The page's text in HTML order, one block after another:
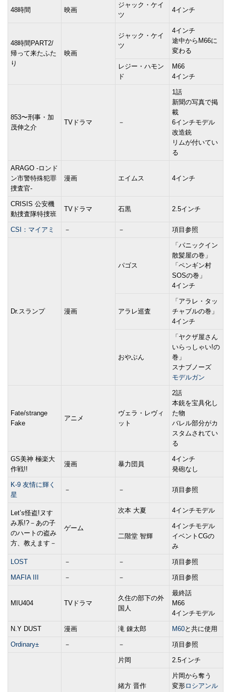
48時間 映画
ジャック・ケイ
ツ
4インチ
48時間PART2/
帰って来たふた
り
映画
ジャック・ケイ
ツ
4インチ
途中からM66に
変わる
レジー・ハモン
ド
M66
4インチ
853〜刑事・加
茂伸之介
TVドラマ －
1話
新聞の写真で掲
載
6インチモデル
改造銃
リムが付いてい
る
ARAGO -ロンド
ン市警特殊犯罪
捜査官-
漫画 エイムス 4インチ
CRISIS 公安機
動捜査隊特捜班
TVドラマ 石黒 2.5インチ
CSI：マイアミ － － 項目参照
Dr.スランプ 漫画
パゴス
「パニックイン
散髪屋の巻」
「ペンギン村
SOSの巻」
4インチ
アラレ巡査
「アラレ・タッ
チャブルの巻」
4インチ
おやぶん
「ヤクザ屋さん
いらっしゃい!の
巻」
スナブノーズ
モデルガン
Fate/strange
Fake
アニメ
ヴェラ・レヴィ
ット
2話
本銃を宝具化し
た物
バレル部分がカ
スタムされてい
る
GS美神 極楽大
作戦!!
漫画 暴力団員
4インチ
発砲なし
K-9 友情に輝く
星
－ － 項目参照
Let’s怪盗!ヌす
み系!?－あの子
のハートの盗み
方、教えます－
ゲーム
次本 大夏 4インチモデル
二階堂 智輝
4インチモデル
イベントCGの
み
LOST － － 項目参照
MAFIA III － － 項目参照
MIU404 TVドラマ
久住の部下の外
国人
最終話
M66
4インチモデル
N.Y DUST 漫画 滝 錬太郎 M60と共に使用
Ordinary± － － 項目参照
片岡 2.5インチ
緒方 晋作
片岡から奪う
変形ロシアンル